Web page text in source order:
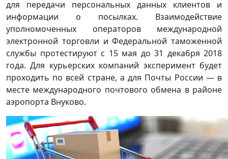
для передачи персональных данных клиентов и
информации о посылках. Взаимодействие
уполномоченных операторов международной
электронной торговли и Федеральной таможенной
службы протестируют с 15 мая до 31 декабря 2018
года. Для курьерских компаний эксперимент будет
проходить по всей стране, а для Почты России — в
месте международного почтового обмена в районе
аэропорта Внуково.